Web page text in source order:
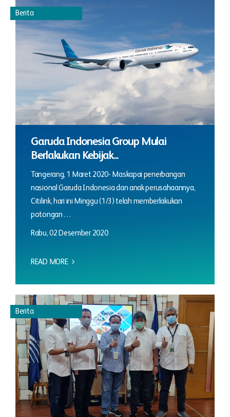
Berita
Garuda Indonesia Group Mulai
Berlakukan Kebijak...
Tangerang, 1 Maret 2020- Maskapai penerbangan
nasional Garuda Indonesia dan anak perusahaannya,
Citilink, hari ini Minggu (1/3) telah memberlakukan
potongan …
Rabu, 02 Desember 2020
READ MORE
Berita